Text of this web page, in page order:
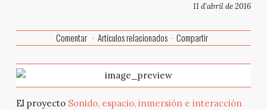
11 d'abril de 2016
Comentar Artículos relacionados Compartir
El proyecto Sonido, espacio, inmersión e interacción